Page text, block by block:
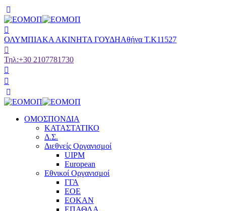
ΟΛΥΜΠΙΑΚΑ ΑΚΙΝΗΤΑ ΓΟΥΔΗΑθήνα Τ.Κ11527
Τηλ:+30 2107781730
ΟΜΟΣΠΟΝΔΙΑ
ΚΑΤΑΣΤΑΤΙΚΟ
Δ.Σ.
Διεθνείς Οργανισμοί
UIPM
European
Εθνικοί Οργανισμοί
ΓΓΑ
ΕΟΕ
ΕΟΚΑΝ
ΕΠΑΘΛΑ